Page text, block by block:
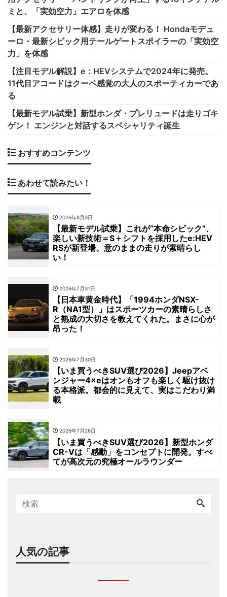
ミと、「実効空力」エアロを体感
【最新アクセサリー体感】走りが変わる！ Hondaモデュ
ーロ・最新シビック用テールゲートスポイラーの「実効空
力」を体感
【注目モデル解説】e：HEVシステムで2024年に発売。
11代目アコードはクーペ感覚の大人のスポーティカーであ
る
【最新モデル試乗】新型ホンダ・プレリュードは走りゴキ
ゲン！ エンジンと対話するスペシャリティ誕生
おすすめコンテンツ
あわせて読みたい！
2026年8月3日
【最新モデル試乗】これが“本命シビック”、
楽しい新技術＝S＋シフトを採用したe:HEV
RSが新登場。意のままの走りが素晴らし
い！
2026年7月31日
【日本車黄金時代】「1994ホンダNSX-
R（NA1型）」はスポーツカーの素晴らしさ
と熟成の大切さを教えてくれた。まさに心が
昂った！
2026年7月30日
【いま買うべきSUV選び2026】Jeepアベ
ンジャー4×eはオンもオフも楽しく駆け抜け
る本格派。都会的に見えて、実はこだわり満
載
2026年7月26日
【いま買うべきSUV選び2026】新型ホンダ
CR-Vは「感動」をコンセプトに開発。すべ
てが高次元の究極オールラウンダー
人気の記事